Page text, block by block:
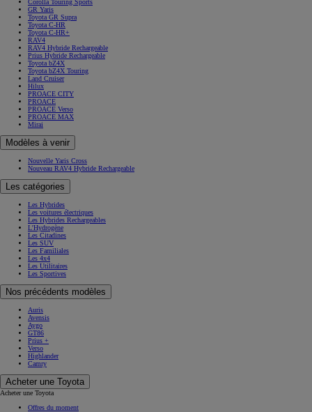
GR Yaris
Toyota GR Supra
Toyota C-HR
Toyota C-HR+
RAV4
RAV4 Hybride Rechargeable
Prius Hybride Rechargeable
Toyota bZ4X
Toyota bZ4X Touring
Land Cruiser
Hilux
PROACE CITY
PROACE
PROACE Verso
PROACE MAX
Mirai
Modèles à venir
Nouvelle Yaris Cross
Nouveau RAV4 Hybride Rechargeable
Les catégories
Les Hybrides
Les voitures électriques
Les Hybrides Rechargeables
L'Hydrogène
Les Citadines
Les SUV
Les Familiales
Les 4x4
Les Utilitaires
Les Sportives
Nos précédents modèles
Auris
Avensis
Aygo
GT86
Prius +
Verso
Highlander
Camry
Acheter une Toyota
Acheter une Toyota
Offres du moment